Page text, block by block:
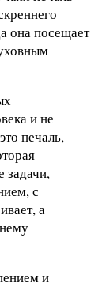
она посещает
и не
печаль,
задачи,
с
а
и